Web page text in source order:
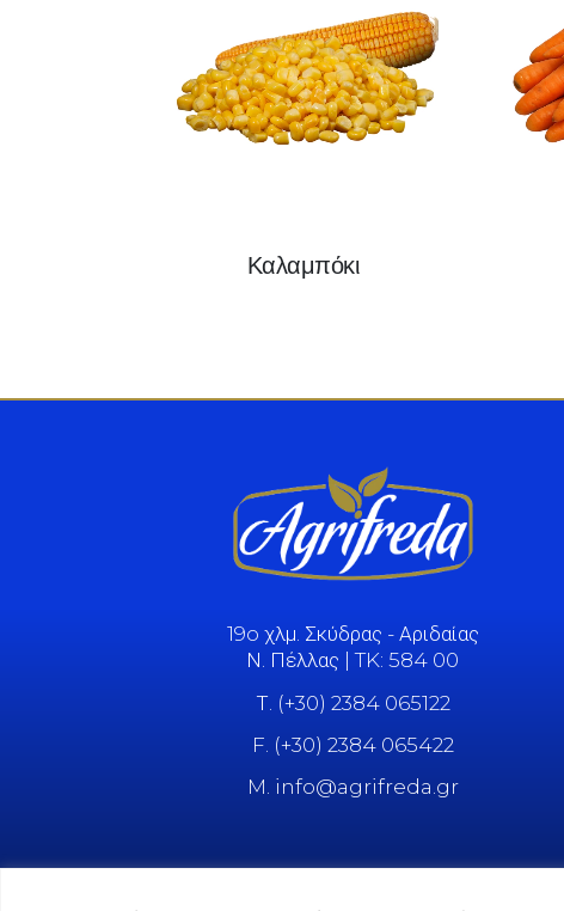
Καλαμπόκι
19o χλμ. Σκύδρας - Αριδαίας
Ν. Πέλλας | TK: 584 00
Τ. (+30) 2384 065122
F. (+30) 2384 065422
M. info@agrifreda.gr